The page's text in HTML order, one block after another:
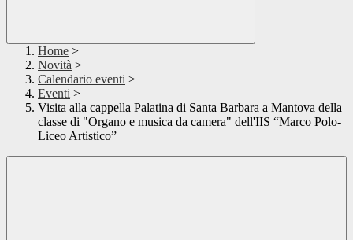
Home >
Novità >
Calendario eventi >
Eventi >
Visita alla cappella Palatina di Santa Barbara a Mantova della
classe di "Organo e musica da camera" dell'IIS “Marco Polo-
Liceo Artistico”